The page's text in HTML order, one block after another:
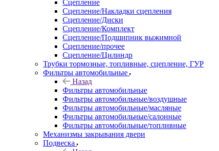
Сцепление
Сцепление/Накладки сцепления
Сцепление/Диски
Сцепление/Комплект
Сцепление/Подшипник выжимной
Сцепление/прочее
Сцепление/Цилиндр
Трубки тормозные, топливные, сцепление, ГУР
Фильтры автомобильные
Назад
Фильтры автомобильные
Фильтры автомобильные/воздушные
Фильтры автомобильные/масляные
Фильтры автомобильные/салонные
Фильтры автомобильные/топливные
Механизмы закрывания двери
Подвеска